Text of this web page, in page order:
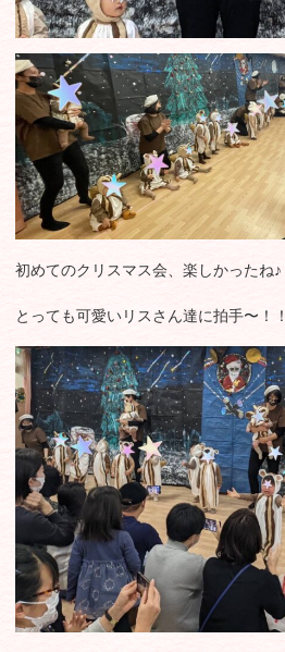
初めてのクリスマス会、楽しかったね♪
とっても可愛いリスさん達に拍手〜！！